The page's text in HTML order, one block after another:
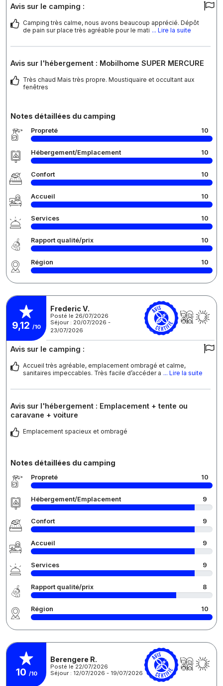
Avis sur le camping :
Camping très calme, nous avons beaucoup apprécié. Dépôt
de pain sur place très agréable pour le mati ... Lire la suite
Avis sur l'hébergement : Mobilhome SUPER MERCURE
Très chaud Mais très propre. Moustiquaire et occultant aux
fenêtres
Notes détaillées du camping
Propreté 10
Hébergement/Emplacement 10
Confort 10
Accueil 10
Services 10
Rapport qualité/prix 10
Région 10
9,12 /10
Frederic V.
Posté le 26/07/2026
Séjour : 20/07/2026 -
23/07/2026
Avis sur le camping :
Accueil très agréable, emplacement ombragé et calme,
sanitaires impeccables. Très facile d’accéder a ... Lire la suite
Avis sur l'hébergement : Emplacement + tente ou
caravane + voiture
Emplacement spacieux et ombragé
Notes détaillées du camping
Propreté 10
Hébergement/Emplacement 9
Confort 9
Accueil 9
Services 9
Rapport qualité/prix 8
Région 10
10 /10
Berengere R.
Posté le 22/07/2026
Séjour : 12/07/2026 - 19/07/2026